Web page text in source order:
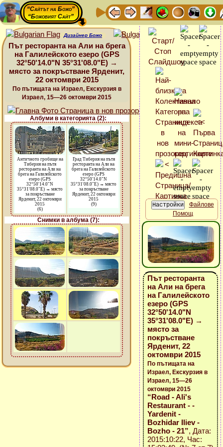
“Сайтът на Божо”
“Божовият Сайт”
Дизайнер Божо
Път ресторанта на Али на брега
на Галилейското езеро (GPS
32°50'14.0"N 35°31'08.0"E) →
място за покръстване Ярденит,
22 октомври 2015
По пътищата на Израел, Екскурзия в
Израел, 15—26 октомври 2015
Албуми в категорията (2):
Античното гробище на
Тиберия на пътя
ресторанта на Али на
брега на Галилейското
езеро (GPS
32°50'14.0"N
35°31'08.0"E) → място
за покръстване
Ярденит, 22 октомври
2015
(6)
Град Тиберия на пътя
ресторанта на Али на
брега на Галилейското
езеро (GPS
32°50'14.0"N
35°31'08.0"E) → място
за покръстване
Ярденит, 22 октомври
2015
(9)
Снимки в албума (7):
Файлове
Помощ
Път ресторанта
на Али на брега
на Галилейското
езеро (GPS
32°50'14.0"N
35°31'08.0"E) →
място за
покръстване
Ярденит, 22
октомври 2015
По пътищата на
Израел, Екскурзия в
Израел, 15—26
октомври 2015
“Road - Ali's
Restaurant - -
Yardenit -
Bozhidar Iliev -
Bozho - 21”, Дата:
2015:10:22, Час: